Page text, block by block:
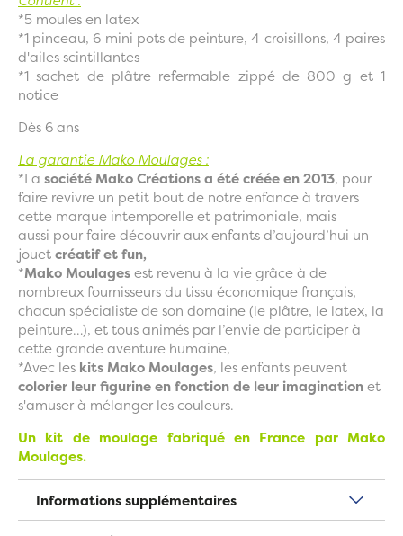
*5 moules en latex
*1 pinceau, 6 mini pots de peinture, 4 croisillons, 4 paires
d'ailes scintillantes
*1 sachet de plâtre refermable zippé de 800 g et 1
notice
Dès 6 ans
La garantie Mako Moulages :
*La société Mako Créations a été créée en 2013, pour
faire revivre un petit bout de notre enfance à travers
cette marque intemporelle et patrimoniale, mais
aussi pour fairedécouvrir aux enfants d’aujourd’hui un
jouetcréatif et fun,
*Mako Moulagesest revenu à la vie grâce à de
nombreux fournisseurs du tissu économique français,
chacun spécialiste de son domaine (le plâtre, le latex, la
peinture…), et tous animés par l’envie de participer à
cette grande aventure humaine,
*Avec les kits Mako Moulages, les enfants peuvent
colorier leur figurine en fonction de leur imaginationet
s'amuser à mélanger les couleurs.
Un kit de moulage fabriqué en France par Mako
Moulages.
Informations supplémentaires